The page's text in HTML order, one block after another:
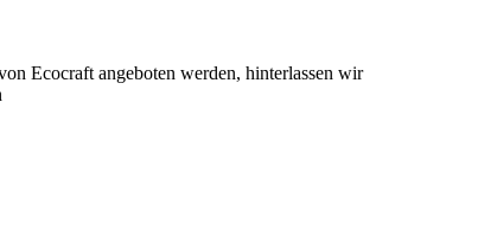
Ecocraft angeboten werden, hinterlassen wir